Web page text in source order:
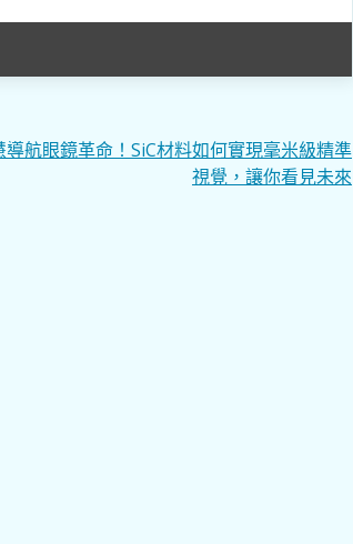
導航眼鏡革命！SiC材料如何實現毫米級精準
視覺，讓你看見未來